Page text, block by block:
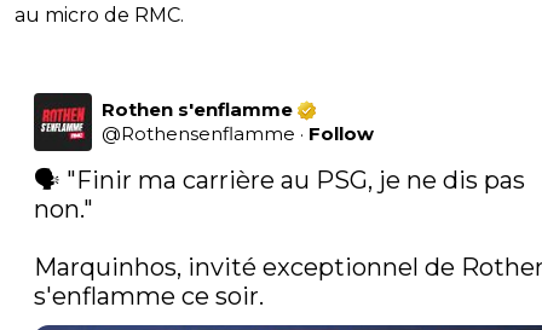
au micro de RMC.
Rothen s'enflamme
@Rothensenflamme · Follow
🗣️ "Finir ma carrière au PSG, je ne dis pas
non."
Marquinhos, invité exceptionnel de
s'enflamme ce soir.